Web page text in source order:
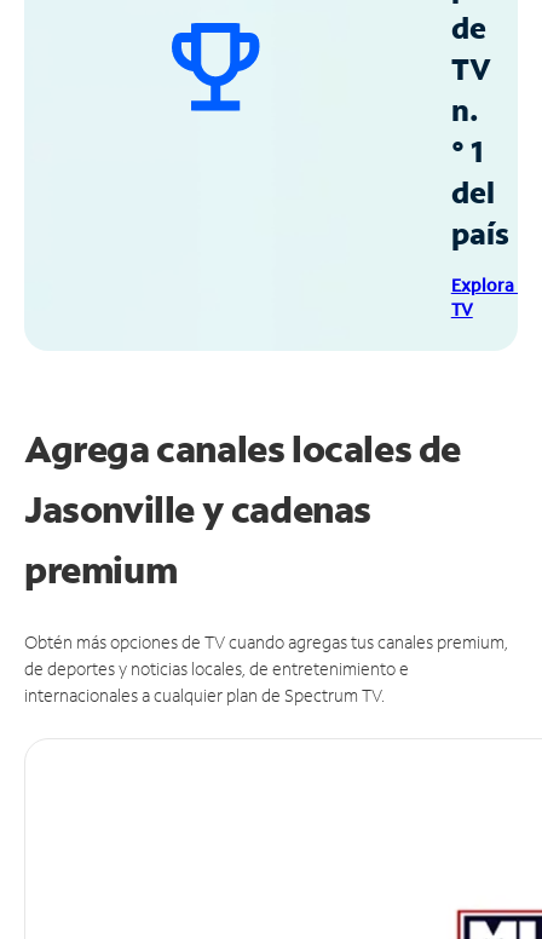
de
TV
n.
° 1
del
país
Explora
TV
Agrega canales locales de
Jasonville y cadenas
premium
Obtén más opciones de TV cuando agregas tus canales premium,
de deportes y noticias locales, de entretenimiento e
internacionales a cualquier plan de Spectrum TV.